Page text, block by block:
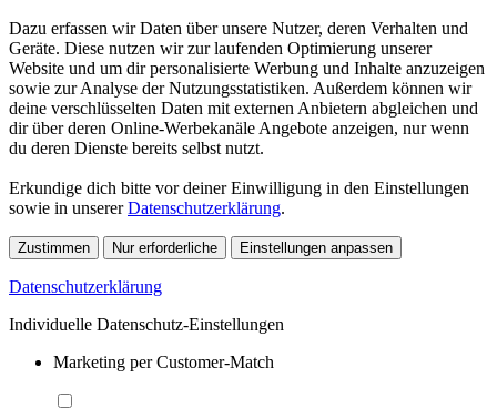
Dazu erfassen wir Daten über unsere Nutzer, deren Verhalten und
Geräte. Diese nutzen wir zur laufenden Optimierung unserer
Website und um dir personalisierte Werbung und Inhalte anzuzeigen
sowie zur Analyse der Nutzungsstatistiken. Außerdem können wir
deine verschlüsselten Daten mit externen Anbietern abgleichen und
dir über deren Online-Werbekanäle Angebote anzeigen, nur wenn
du deren Dienste bereits selbst nutzt.
Erkundige dich bitte vor deiner Einwilligung in den Einstellungen
sowie in unsererDatenschutzerklärung.
Zustimmen Nur erforderliche Einstellungen anpassen
Datenschutzerklärung
Individuelle Datenschutz-Einstellungen
Marketing per Customer-Match